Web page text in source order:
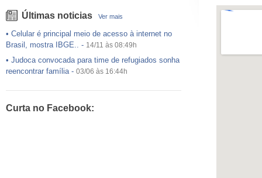
Últimas noticias Ver mais
• Celular é principal meio de acesso à internet no
Brasil, mostra IBGE.. - 14/11 às 08:49h
• Judoca convocada para time de refugiados sonha
reencontrar família- 03/06 às 16:44h
•Exército egípcio diz que encontrou destroços de
Curta no Facebook: